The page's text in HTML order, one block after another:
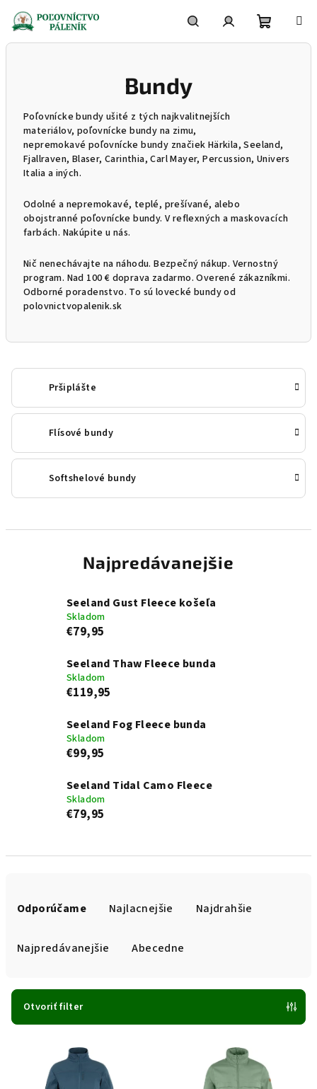
obsah
HľadaťPrihlásenie
Bundy
Poľovnícke bundy ušité z tých najkvalitnejších
materiálov, poľovnícke bundy na zimu,
nepremokavé poľovnícke bundy značiek Härkila, Seeland,
Fjallraven, Blaser, Carinthia, Carl Mayer, Percussion, Univers
Italia a iných.
Odolné a nepremokavé, teplé, prešívané, alebo
obojstranné poľovnícke bundy. V reflexných a maskovacích
farbách. Nakúpite u nás.
Nič nenechávajte na náhodu. Bezpečný nákup. Vernostný
program. Nad 100 € doprava zadarmo. Overené zákazníkmi.
Odborné poradenstvo. To sú lovecké bundy od
polovnictvopalenik.sk
Pršiplášte
Flísové bundy
Softshelové bundy
Najpredávanejšie
Seeland Gust Fleece košeľa
Skladom
€79,95
Seeland Thaw Fleece bunda
Skladom
€119,95
Seeland Fog Fleece bunda
Skladom
€99,95
Seeland Tidal Camo Fleece
Skladom
€79,95
p
Odporúčame Najlacnejšie Najdrahšie
Najpredávanejšie Abecedne
Otvoriť filter